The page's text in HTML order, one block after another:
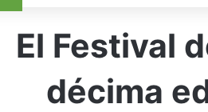
El Festival
décima